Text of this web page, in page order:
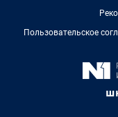
Пользовательское